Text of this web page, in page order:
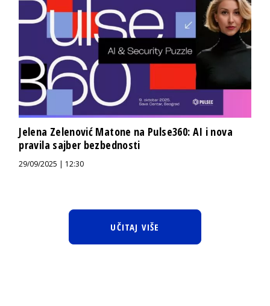
Jelena Zelenović Matone na Pulse360: AI i nova
pravila sajber bezbednosti
29/09/2025 | 12:30
UČITAJ VIŠE